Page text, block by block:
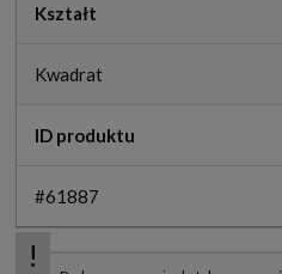
Kształt
Kwadrat
ID produktu
#61887